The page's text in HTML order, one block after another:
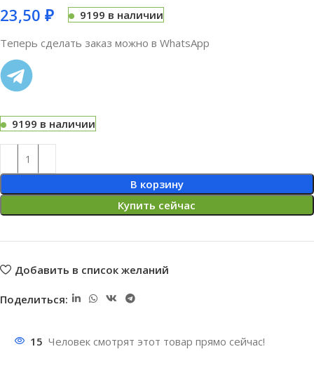
23,50 ₽
9199 в наличии
Теперь сделать заказ можно в WhatsApp
9199 в наличии
В корзину
Купить сейчас
Добавить в список желаний
Поделиться:
15 Человек смотрят этот товар прямо сейчас!